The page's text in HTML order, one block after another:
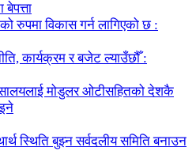
बेपत्ता
रुपमा विकास गर्न लागिएको छ :
कार्यक्रम र बजेट ल्याउँछौँ :
मोडुलर ओटीसहितको देशकै
स्थिति बुझ्न सर्वदलीय समिति बनाउन